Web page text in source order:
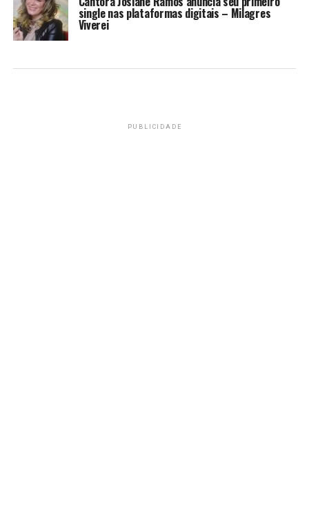
single nas plataformas digitais – Milagres
Viverei
PUBLICIDADE